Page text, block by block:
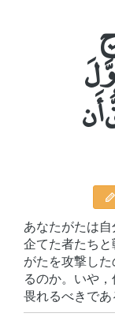
あなたがたは
企てた者たち
がたを攻撃し
るのか。いや
畏れるべきであ